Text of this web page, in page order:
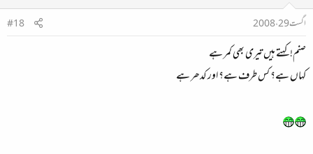
اگست 29، 2008
#18
صنم! کہتے ہیں تیری بھی کمر ہے
کہاں ہے؟ کس طرف ہے؟ اور کدھر ہے